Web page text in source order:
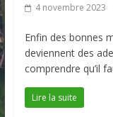
4 novembre 2023
Enfin des bonnes
deviennent des
comprendre qu’il
Lire la suite